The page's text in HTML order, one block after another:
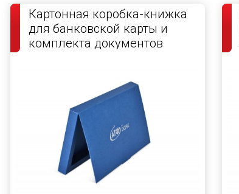
Картонная коробка-книжка
для банковской карты и
комплекта документов